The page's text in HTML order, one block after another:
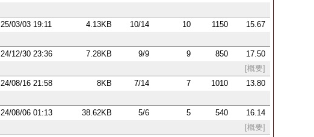
25/03/03 19:11 4.13KB 10/14 10 1150
15.67
24/12/30 23:36 7.28KB 9/9 9 850
17.50
[概要]
24/08/16 21:58 8KB 7/14 7 1010
13.80
24/08/06 01:13 38.62KB 5/6 5 540
16.14
[概要]